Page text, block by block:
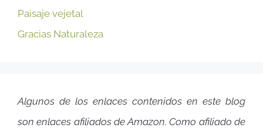
Paisaje vejetal
Gracias Naturaleza
Algunos de los enlaces contenidos en este blog
son enlaces afiliados de Amazon. Como afiliado de